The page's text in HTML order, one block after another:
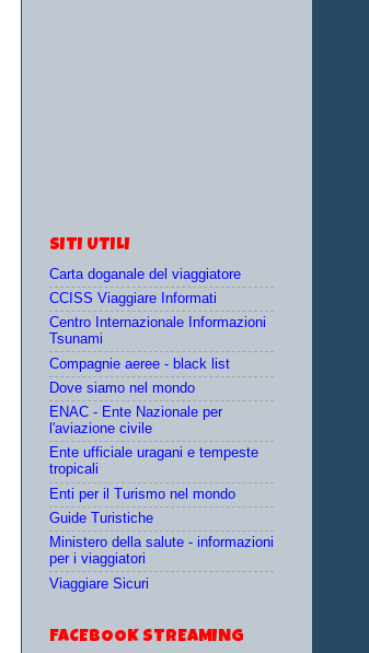
SITI UTILI
Carta doganale del viaggiatore
CCISS Viaggiare Informati
Centro Internazionale Informazioni
Tsunami
Compagnie aeree - black list
Dove siamo nel mondo
ENAC - Ente Nazionale per
l'aviazione civile
Ente ufficiale uragani e tempeste
tropicali
Enti per il Turismo nel mondo
Guide Turistiche
Ministero della salute - informazioni
per i viaggiatori
Viaggiare Sicuri
FACEBOOK STREAMING